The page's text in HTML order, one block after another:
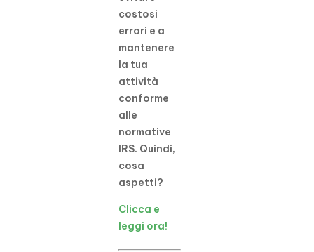
costosi
errori e a
mantenere
la tua
attività
conforme
alle
normative
IRS. Quindi,
cosa
aspetti?
Clicca e
leggi ora!